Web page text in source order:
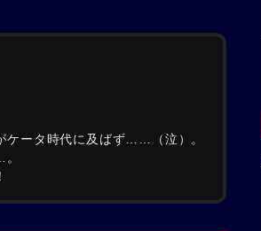
ケータ時代に及ばず……（泣）。